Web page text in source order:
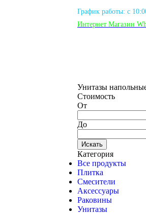
График работы: с
Интернет Магазин
Унитазы
Стоимость
От
До
Искать
Категория
Все продукты
Плитка
Смесители
Аксессуары
Раковины
Унитазы